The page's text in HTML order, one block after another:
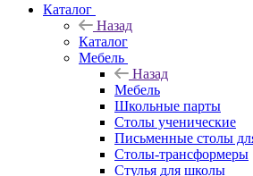
Каталог
Назад
Каталог
Мебель
Назад
Мебель
Школьные парты
Столы ученические
Письменные столы
Столы-трансформеры
Стулья для школы